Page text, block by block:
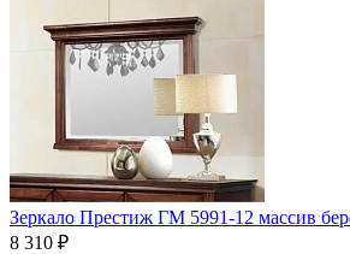
Зеркало Престиж ГМ 5991-12 массив
8 310 ₽